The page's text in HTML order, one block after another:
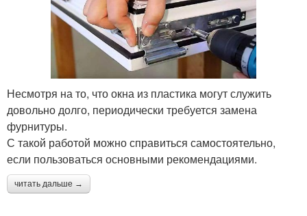
Несмотря на то, что окна из пластика могут служить
довольно долго, периодически требуется замена
фурнитуры.
С такой работой можно справиться самостоятельно,
если пользоваться основными рекомендациями.
читать дальше →